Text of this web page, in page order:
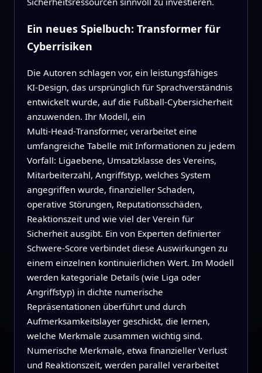
Ein neues Spielbuch: Transformer für
Cyberrisiken
Die Autoren schlagen vor, ein leistungsfähiges
KI‑Design, das ursprünglich für Sprachverständnis
entwickelt wurde, auf die Fußball‑Cybersicherheit
anzuwenden. Ihr Modell, ein
Multi‑Head‑Transformer, verarbeitet eine
umfangreiche Tabelle mit Informationen zu jedem
Vorfall: Ligaebene, Umsatzklasse des Vereins,
Mitarbeiterzahl, Angriffstyp, welches System
angegriffen wurde, finanzieller Schaden,
operative Störungen, Reputationsschäden,
Reaktionszeit und wie viel der Verein für
Sicherheit ausgibt. Ein von Experten definierter
Schwere‑Score verbindet diese Auswirkungen zu
einem einzelnen kontinuierlichen Wert. Im Modell
werden kategoriale Details (wie Liga oder
Angriffstyp) in dichte numerische
Repräsentationen überführt und durch
Aufmerksamkeitslayer geschickt, die lernen,
welche Merkmale zusammen wichtig sind.
Numerische Merkmale, etwa finanzieller Verlust
und Reaktionszeit, werden parallel verarbeitet